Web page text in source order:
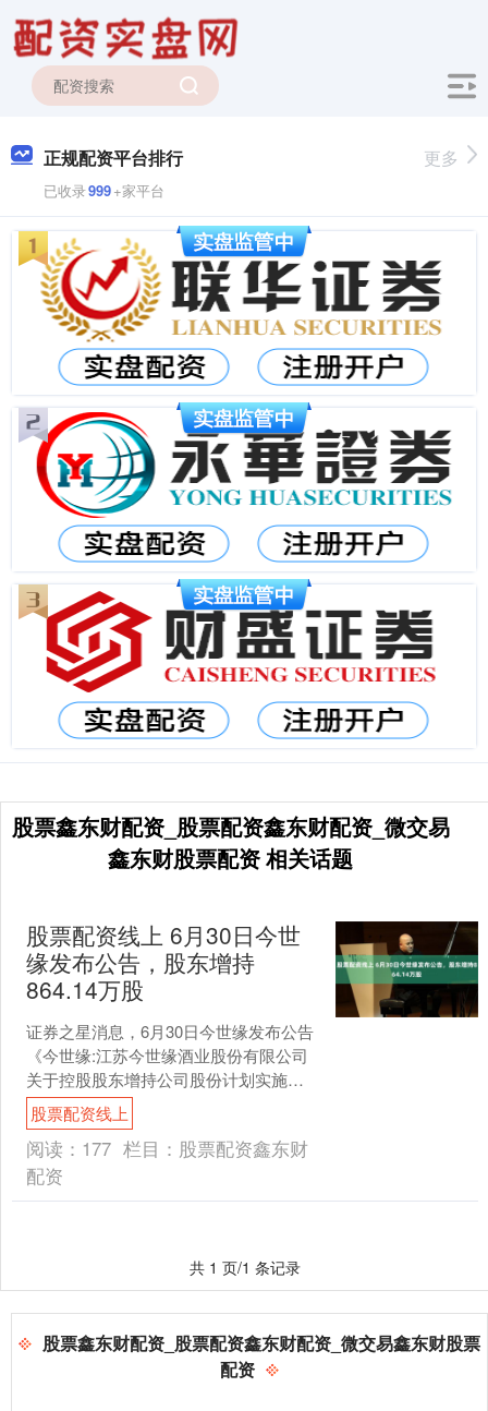
正规配资平台排行
已收录999+家平台
更多
股票鑫东财配资_股票配资鑫东财配资_微交易
鑫东财股票配资 相关话题
股票配资线上 6月30日今世
缘发布公告，股东增持
864.14万股
证券之星消息，6月30日今世缘发布公告
《今世缘:江苏今世缘酒业股份有限公司
关于控股股东增持公司股份计划实施进
展暨增持时间过半的公告》，其股东今
世缘集团有限公司于....
股票配资线上
阅读： 177 栏目： 股票配资鑫东财
配资
共 1 页/1 条记录
股票鑫东财配资_股票配资鑫东财配资_微交易鑫东财股票
配资